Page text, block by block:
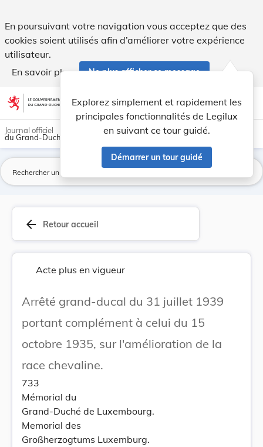
En poursuivant votre navigation vous acceptez que des
cookies soient utilisés afin d’améliorer votre expérience
utilisateur.
En savoir plus
Ne plus afficher ce message
Aller au contenu account_circle help Aide
Explorez simplement et rapidement les
principales fonctionnalités de Legilux
en suivant ce tour guidé.
Démarrer un tour guidé
light_mode dark_mode
Journal officiel
du Grand-Duché de Luxembourg
arrow_back Retour accueil
Acte plus en vigueur
Arrêté grand-ducal du 31 juillet 1939
portant complément à celui du 15
octobre 1935, sur l'amélioration de la
race chevaline.
733
Mémorial du
Grand-Duché de Luxembourg.
Memorial des
Großherzogtums Luxemburg.